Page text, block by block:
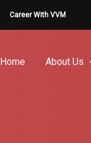
Career With VVM
Home About Us